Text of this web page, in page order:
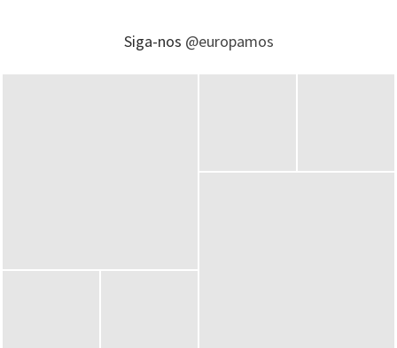
Siga-nos @europamos